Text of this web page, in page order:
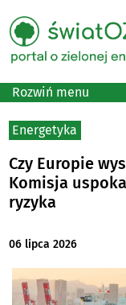
Rozwiń menu
Energetyka
Czy Europie
Komisja
ryzyka
06 lipca 2026